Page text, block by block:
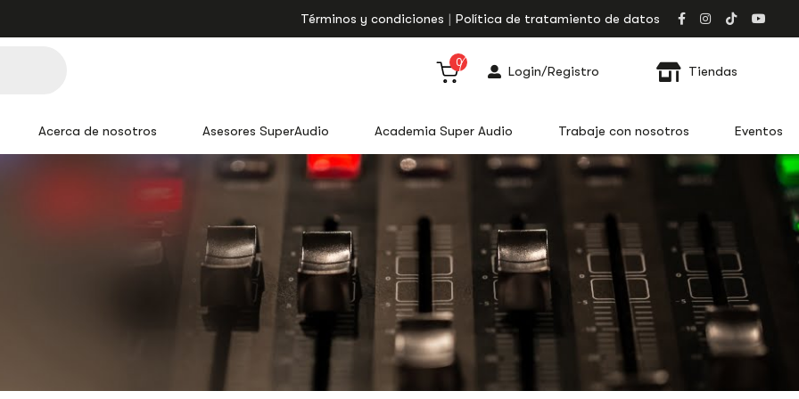
Términos y condiciones
Política de tratamiento de datos
0
Login/Registro Tiendas
Acerca de nosotros Asesores SuperAudio Academia Super Audio Trabaje con nosotros Eventos